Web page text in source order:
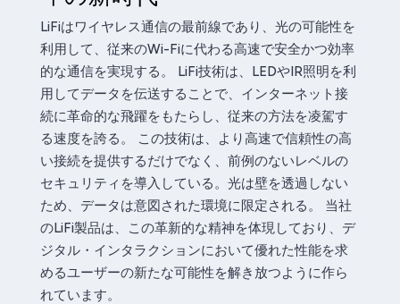
LiFiはワイヤレス通信の最前線であり、光の可能性を
利用して、従来のWi-Fiに代わる高速で安全かつ効率
的な通信を実現する。 LiFi技術は、LEDやIR照明を利
用してデータを伝送することで、インターネット接
続に革命的な飛躍をもたらし、従来の方法を凌駕す
る速度を誇る。 この技術は、より高速で信頼性の高
い接続を提供するだけでなく、前例のないレベルの
セキュリティを導入している。光は壁を透過しない
ため、データは意図された環境に限定される。 当社
のLiFi製品は、この革新的な精神を体現しており、デ
ジタル・インタラクションにおいて優れた性能を求
めるユーザーの新たな可能性を解き放つように作ら
れています。